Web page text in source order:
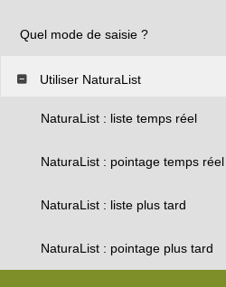
Quel mode de saisie ?
Utiliser NaturaList
NaturaList : liste temps réel
NaturaList : pointage temps réel
NaturaList : liste plus tard
NaturaList : pointage plus tard